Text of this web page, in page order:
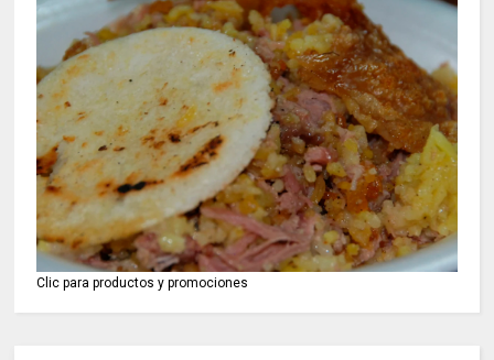
Clic para productos y promociones